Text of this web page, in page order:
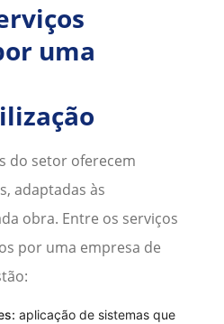
uma
do setor oferecem
adaptadas às
obra. Entre os serviços
por uma empresa de
aplicação de sistemas que